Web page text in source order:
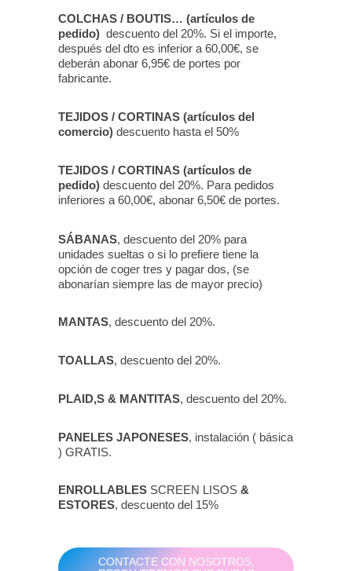
COLCHAS / BOUTIS… (artículos de
pedido) descuento del 20%. Si el importe,
después del dto es inferior a 60,00€, se
deberán abonar 6,95€ de portes por
fabricante.
TEJIDOS / CORTINAS (artículos del
comercio) descuento hasta el 50%
TEJIDOS / CORTINAS (artículos de
pedido) descuento del 20%. Para pedidos
inferiores a 60,00€, abonar 6,50€ de portes.
SÁBANAS, descuento del 20% para
unidades sueltas o si lo prefiere tiene la
opción de coger tres y pagar dos, (se
abonarían siempre las de mayor precio)
MANTAS, descuento del 20%.
TOALLAS, descuento del 20%.
PLAID,S & MANTITAS, descuento del 20%.
PANELES JAPONESES, instalación ( básica
) GRATIS.
ENROLLABLES SCREEN LISOS &
ESTORES, descuento del 15%
CONTACTE CON NOSOTROS,